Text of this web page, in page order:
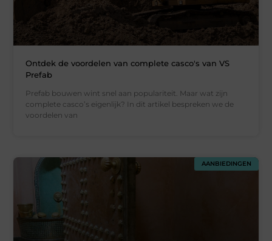
Ontdek de voordelen van complete casco's van VS
Prefab
Prefab bouwen wint snel aan populariteit. Maar wat zijn
complete casco’s eigenlijk? In dit artikel bespreken we de
voordelen van
AANBIEDINGEN